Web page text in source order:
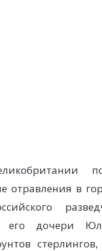
отравления в
его дочери